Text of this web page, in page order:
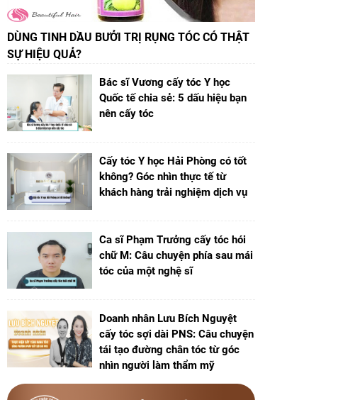
DÙNG TINH DẦU BƯỞI TRỊ RỤNG TÓC CÓ THẬT
SỰ HIỆU QUẢ?
Bác sĩ Vương cấy tóc Y học
Quốc tế chia sẻ: 5 dấu hiệu bạn
nên cấy tóc
Cấy tóc Y học Hải Phòng có tốt
không? Góc nhìn thực tế từ
khách hàng trải nghiệm dịch vụ
Ca sĩ Phạm Trưởng cấy tóc hói
chữ M: Câu chuyện phía sau mái
tóc của một nghệ sĩ
Doanh nhân Lưu Bích Nguyệt
cấy tóc sợi dài PNS: Câu chuyện
tái tạo đường chân tóc từ góc
nhìn người làm thẩm mỹ